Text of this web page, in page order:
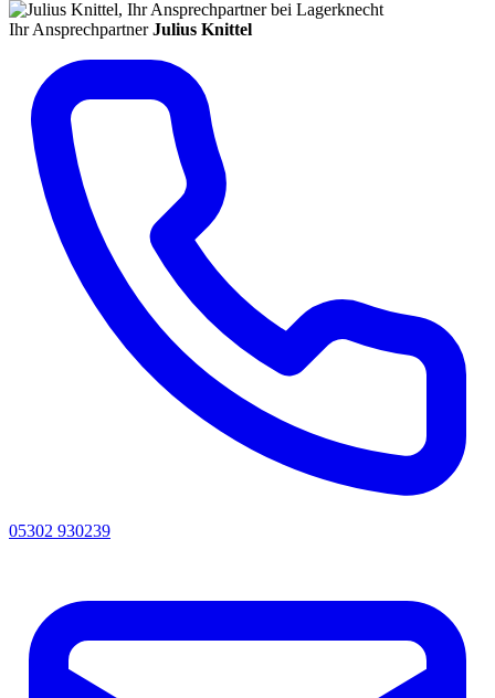
Ihr Ansprechpartner Julius Knittel
05302 930239